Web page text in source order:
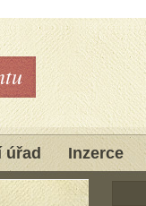
úřad Inzerce